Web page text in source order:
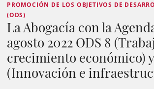
PROMOCIÓN DE LOS OBJETIVOS DE
(ODS)
La Abogacía con la
agosto 2022 ODS 8
crecimiento económico)
(Innovación e